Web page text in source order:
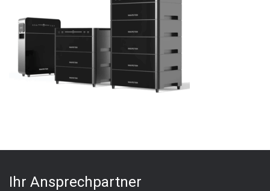
Ihr Ansprechpartner